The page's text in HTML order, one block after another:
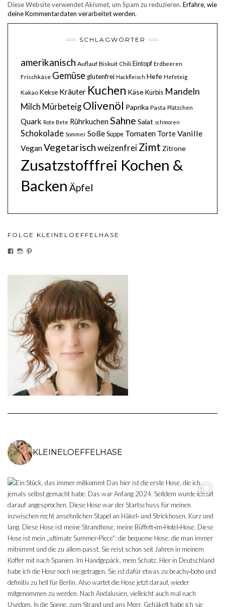
Diese Website verwendet Akismet, um Spam zu reduzieren. Erfahre, wie
deine Kommentardaten verarbeitet werden.
SCHLAGWÖRTER
amerikanisch Auflauf Biskuit Chili Eintopf Erdbeeren
Frischkäse Gemüse glutenfrei Hackfleisch Hefe Hefeteig
Kakao Kekse Kräuter Kuchen KäseKürbis Mandeln
Milch Mürbeteig Olivenöl Paprika Pasta Plätzchen
Quark Rote Bete Rührkuchen Sahne Salat schmoren
Schokolade Sommer SoßeSuppe Tomaten TorteVanille
VeganVegetarisch weizenfrei Zimt Zitrone
Zusatzstofffrei Kochen &
Backen Äpfel
FOLGE KLEINELOEFFELHASE
PROFIL
FACEBOOK
PROFIL
INSTAGRAM
ANZEIGEN
PINTEREST
ANZEIGEN
KLEINELOEFFELHASE